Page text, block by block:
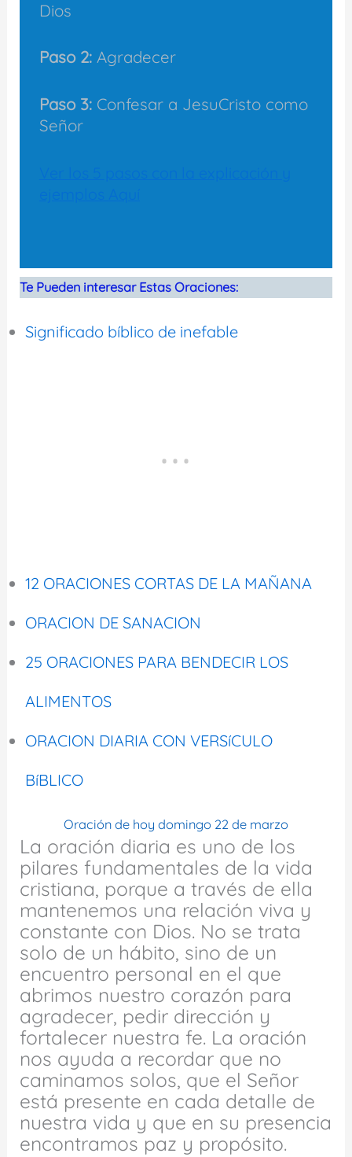
Dios
Paso 2:Agradecer
Paso 3: Confesar a JesuCristo como
Señor
Te Pueden interesar Estas Oraciones:
Significado bíblico de inefable
12 ORACIONES CORTAS DE LA MAÑANA
ORACION DE SANACION
25 ORACIONES PARA BENDECIR LOS
ALIMENTOS
ORACION DIARIA CON VERSíCULO
BíBLICO
Oración de hoy domingo 22 de marzo
La oración diaria es uno de los
pilares fundamentales de la vida
cristiana, porque a través de ella
mantenemos una relación viva y
constante con Dios. No se trata
solo de un hábito, sino de un
encuentro personal en el que
abrimos nuestro corazón para
agradecer, pedir dirección y
fortalecer nuestra fe. La oración
nos ayuda a recordar que no
caminamos solos, que el Señor
está presente en cada detalle de
nuestra vida y que en su presencia
encontramos paz y propósito.